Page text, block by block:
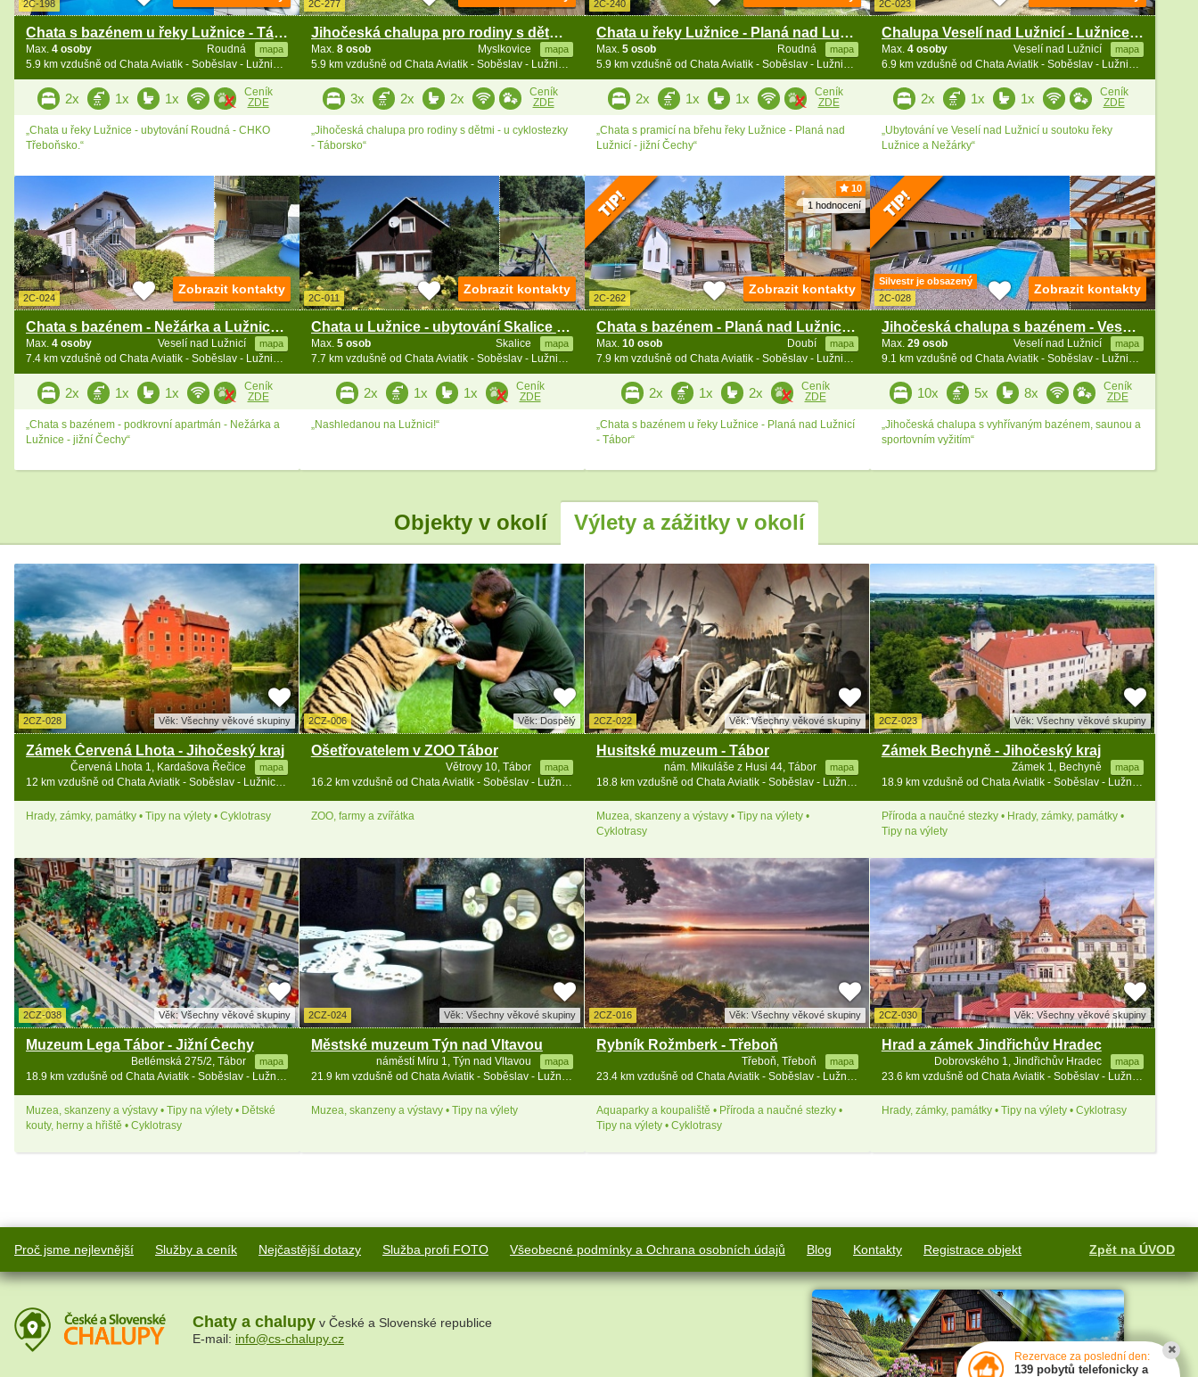
2C-198
Chata s bazénem u řeky Lužnice - Táborsko
Roudná mapa
Max. 4 osoby
5.9 km vzdušně od Chata Aviatik - Soběslav - Lužnice - jižní Čechy
2x 1x 1x
Ceník
ZDE
„Chata u řeky Lužnice - ubytování Roudná - CHKO
Třeboňsko.“
2C-277
Jihočeská chalupa pro rodiny s dětmi - Táborsko
Myslkovice mapa
Max. 8 osob
5.9 km vzdušně od Chata Aviatik - Soběslav - Lužnice - jižní Čechy
3x 2x 2x
Ceník
ZDE
„Jihočeská chalupa pro rodiny s dětmi - u cyklostezky
- Táborsko“
2C-240
Chata u řeky Lužnice - Planá nad Lužnicí - Tábor
Roudná mapa
Max. 5 osob
5.9 km vzdušně od Chata Aviatik - Soběslav - Lužnice - jižní Čechy
2x 1x 1x
Ceník
ZDE
„Chata s pramicí na břehu řeky Lužnice - Planá nad
Lužnicí - jižní Čechy“
2C-023
Chalupa Veselí nad Lužnicí - Lužnice - Nežárka
Veselí nad Lužnicí mapa
Max. 4 osoby
6.9 km vzdušně od Chata Aviatik - Soběslav - Lužnice - jižní Čechy
2x 1x 1x
Ceník
ZDE
„Ubytování ve Veselí nad Lužnicí u soutoku řeky
Lužnice a Nežárky“
2C-024
Chata s bazénem - Nežárka a Lužnice - jižní Čechy
Veselí nad Lužnicí mapa
Max. 4 osoby
7.4 km vzdušně od Chata Aviatik - Soběslav - Lužnice - jižní Čechy
Zobrazit kontakty
2x 1x 1x
Ceník
ZDE
„Chata s bazénem - podkrovní apartmán - Nežárka a
Lužnice - jižní Čechy“
2C-011
Chata u Lužnice - ubytování Skalice - Tábor
Skalice mapa
Max. 5 osob
7.7 km vzdušně od Chata Aviatik - Soběslav - Lužnice - jižní Čechy
Zobrazit kontakty
2x 1x 1x
Ceník
ZDE
„Nashledanou na Lužnici!“
10
1 hodnocení
2C-262
Chata s bazénem - Planá nad Lužnicí - jižní Čechy
Doubí mapa
Max. 10 osob
7.9 km vzdušně od Chata Aviatik - Soběslav - Lužnice - jižní Čechy
Zobrazit kontakty
2x 1x 2x
Ceník
ZDE
„Chata s bazénem u řeky Lužnice - Planá nad Lužnicí
- Tábor“
Silvestr je obsazený
2C-028
Jihočeská chalupa s bazénem - Veselí n. Lužnicí
Veselí nad Lužnicí mapa
Max. 29 osob
9.1 km vzdušně od Chata Aviatik - Soběslav - Lužnice - jižní Čechy
Zobrazit kontakty
10x 5x 8x
Ceník
ZDE
„Jihočeská chalupa s vyhřívaným bazénem, saunou a
sportovním vyžitím“
Objekty v okolí Výlety a zážitky v okolí
2CZ-028 Věk: Všechny věkové skupiny
Zámek Červená Lhota - Jihočeský kraj
Červená Lhota 1, Kardašova Řečice mapa
12 km vzdušně od Chata Aviatik - Soběslav - Lužnice - jižní Čechy
Hrady, zámky, památky • Tipy na výlety • Cyklotrasy
2CZ-006 Věk: Dospělý
Ošetřovatelem v ZOO Tábor
Větrovy 10, Tábor mapa
16.2 km vzdušně od Chata Aviatik - Soběslav - Lužnice - jižní Čechy
ZOO, farmy a zvířátka
2CZ-022 Věk: Všechny věkové skupiny
Husitské muzeum - Tábor
nám. Mikuláše z Husi 44, Tábor mapa
18.8 km vzdušně od Chata Aviatik - Soběslav - Lužnice - jižní Čechy
Muzea, skanzeny a výstavy • Tipy na výlety •
Cyklotrasy
2CZ-023 Věk: Všechny věkové skupiny
Zámek Bechyně - Jihočeský kraj
Zámek 1, Bechyně mapa
18.9 km vzdušně od Chata Aviatik - Soběslav - Lužnice - jižní Čechy
Příroda a naučné stezky • Hrady, zámky, památky •
Tipy na výlety
2CZ-038 Věk: Všechny věkové skupiny
Muzeum Lega Tábor - Jižní Čechy
Betlémská 275/2, Tábor mapa
18.9 km vzdušně od Chata Aviatik - Soběslav - Lužnice - jižní Čechy
Muzea, skanzeny a výstavy • Tipy na výlety • Dětské
kouty, herny a hřiště • Cyklotrasy
2CZ-024 Věk: Všechny věkové skupiny
Městské muzeum Týn nad Vltavou
náměstí Míru 1, Týn nad Vltavou mapa
21.9 km vzdušně od Chata Aviatik - Soběslav - Lužnice - jižní Čechy
Muzea, skanzeny a výstavy • Tipy na výlety
2CZ-016 Věk: Všechny věkové skupiny
Rybník Rožmberk - Třeboň
Třeboň, Třeboň mapa
23.4 km vzdušně od Chata Aviatik - Soběslav - Lužnice - jižní Čechy
Aquaparky a koupaliště • Příroda a naučné stezky •
Tipy na výlety • Cyklotrasy
2CZ-030 Věk: Všechny věkové skupiny
Hrad a zámek Jindřichův Hradec
Dobrovského 1, Jindřichův Hradec mapa
23.6 km vzdušně od Chata Aviatik - Soběslav - Lužnice - jižní Čechy
Hrady, zámky, památky • Tipy na výlety • Cyklotrasy
Proč jsme nejlevnější Služby a ceník Nejčastější dotazy Služba profi FOTO Všeobecné podmínky a Ochrana osobních údajů Blog Kontakty Registrace objekt Zpět na ÚVOD
Chaty a chalupy v České a Slovenské republice
E-mail: info@cs-chalupy.cz
Rezervace za poslední den:
139 pobytů telefonicky a